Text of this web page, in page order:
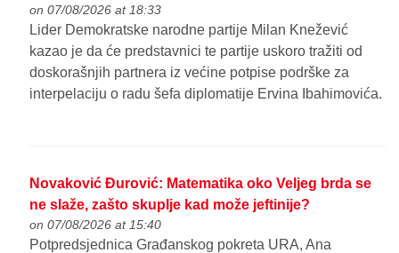
on 07/08/2026 at 18:33
Lider Demokratske narodne partije Milan Knežević
kazao je da će predstavnici te partije uskoro tražiti od
doskorašnjih partnera iz većine potpise podrške za
interpelaciju o radu šefa diplomatije Ervina Ibahimovića.
Novaković Đurović: Matematika oko Veljeg brda se
ne slaže, zašto skuplje kad može jeftinije?
on 07/08/2026 at 15:40
Potpredsjednica Građanskog pokreta URA, Ana